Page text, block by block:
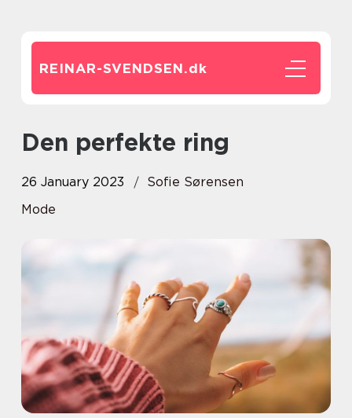
REINAR-SVENDSEN.dk
Den perfekte ring
26 January 2023
Sofie Sørensen
Mode